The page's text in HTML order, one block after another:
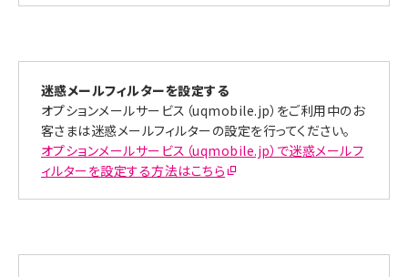
法はこちら
迷惑メールフィルターを設定する
オプションメールサービス（uqmobile.jp）をご利用中のお
客さまは迷惑メールフィルターの設定を行ってください。
オプションメールサービス（uqmobile.jp）で迷惑メールフ
ィルターを設定する方法はこちら